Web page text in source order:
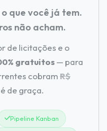
que você já tem.
não acham.
de licitações e o
gratuitos— para
cobramR$
de graça.
Pipeline Kanban